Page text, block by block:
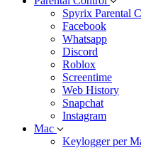
Spyrix Parental
Facebook
Whatsapp
Discord
Roblox
Screentime
Web History
Snapchat
Instagram
Mac
Keylogger per